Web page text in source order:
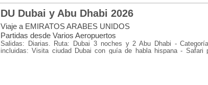
una playa ideal para tomar el
imponentes Etihad Towers.
Consulta ya nuestras ofertas de
al mejor precio.
DU Dubai y Abu Dhabi 2026
Viaje a EMIRATOS ARABES UNIDOS
Partidas desde Varios Aeropuertos
Salidas: Diarias. Ruta: Dubai 3 noches y 2 Abu Dhabi -
incluidas: Visita ciudad Dubai con guía de habla hispana -